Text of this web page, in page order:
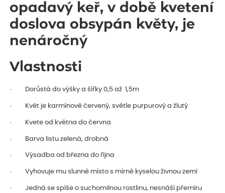
opadavý keř, v době kvetení
doslova obsypán květy, je
nenáročný
Vlastnosti
· Dorůstá do výšky a šířky 0,5 až 1,5m
· Květ je karmínově červený, světle purpurový a žlutý
· Kvete od května do června
· Barva listu zelená, drobná
· Výsadba od března do října
· Vyhovuje mu slunné místo s mírně kyselou živnou zemí
· Jedná se spíše o suchomilnou rostlinu, nesnáší přemíru